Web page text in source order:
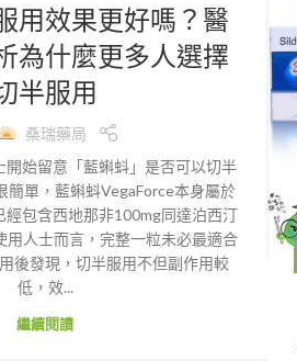
用效果更好嗎？醫
為什麼更多人選擇
半服用
桑瑞藥局
開始留意「藍蝌蚪」是否可以切半
簡單，藍蝌蚪VegaForce本身屬於
包含西地那非100mg同達泊西汀
用人士而言，完整一粒未必最適合
後發現，切半服用不但副作用較
低，效...
繼續閱讀